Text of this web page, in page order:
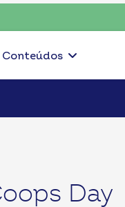
Conteúdos
Day